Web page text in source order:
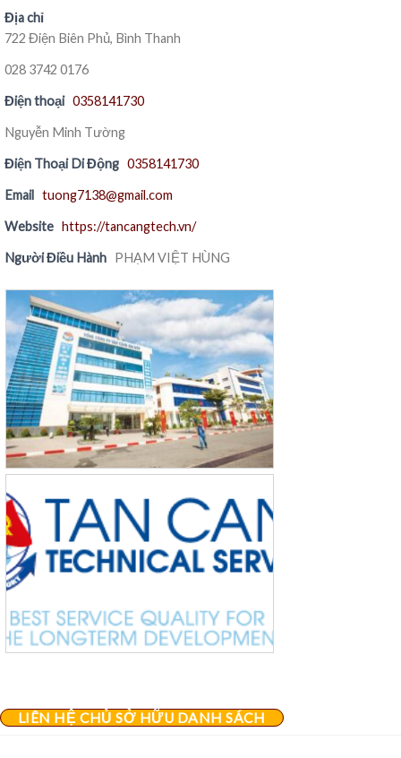
Địa chỉ
722 Điện Biên Phủ, Bình Thanh
028 3742 0176
Điện thoại 0358141730
Nguyễn Minh Tường
Điện Thoại Di Động 0358141730
Email tuong7138@gmail.com
Website https://tancangtech.vn/
Người Điều Hành PHẠM VIỆT HÙNG
LIÊN HỆ CHỦ SỞ HỮU DANH SÁCH